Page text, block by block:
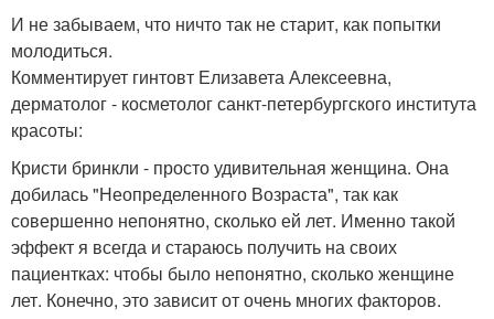
И не забываем, что ничто так не старит, как попытки
молодиться.
Комментирует гинтовт Елизавета Алексеевна,
дерматолог - косметолог санкт-петербургского института
красоты:
Кристи бринкли - просто удивительная женщина. Она
добилась "Неопределенного Возраста", так как
совершенно непонятно, сколько ей лет. Именно такой
эффект я всегда и стараюсь получить на своих
пациентках: чтобы было непонятно, сколько женщине
лет. Конечно, это зависит от очень многих факторов.